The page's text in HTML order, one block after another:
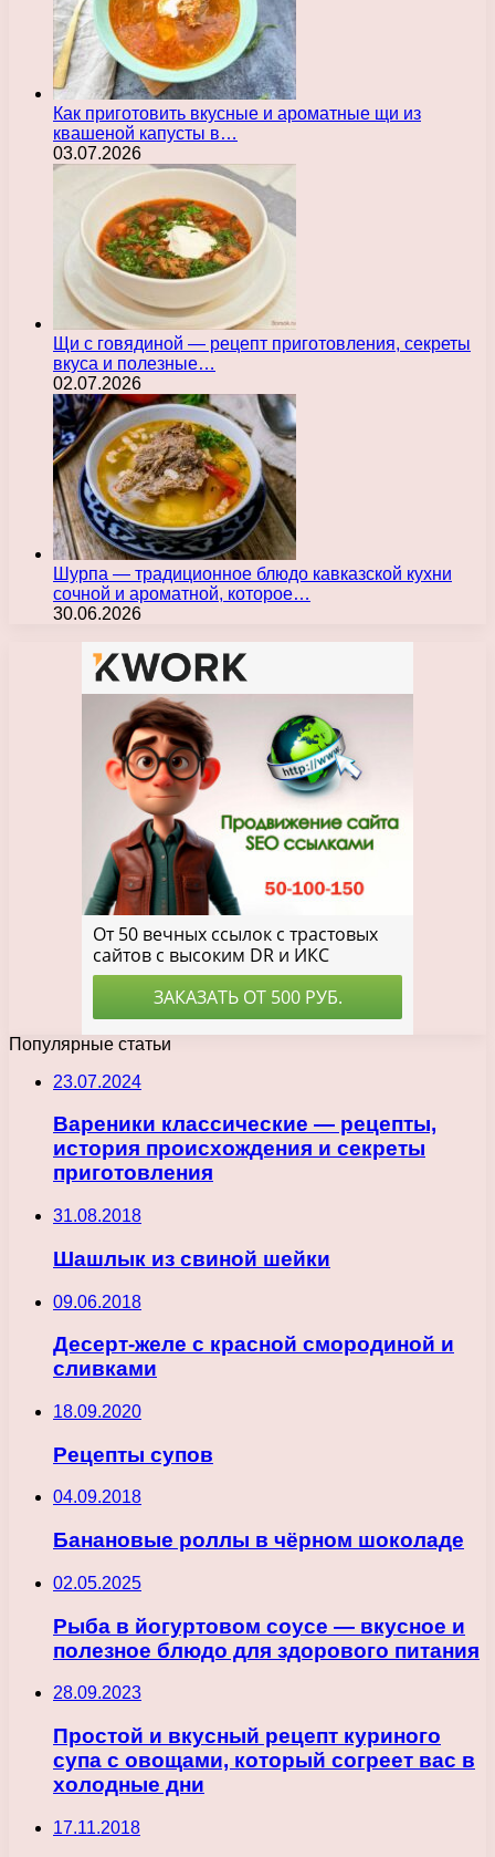
Как приготовить вкусные и ароматные щи из
квашеной капусты в…
03.07.2026
Щи с говядиной — рецепт приготовления, секреты
вкуса и полезные…
02.07.2026
Шурпа — традиционное блюдо кавказской кухни
сочной и ароматной, которое…
30.06.2026
Популярные статьи
23.07.2024
Вареники классические — рецепты,
история происхождения и секреты
приготовления
31.08.2018
Шашлык из свиной шейки
09.06.2018
Десерт-желе с красной смородиной и
сливками
18.09.2020
Рецепты супов
04.09.2018
Банановые роллы в чёрном шоколаде
02.05.2025
Рыба в йогуртовом соусе — вкусное и
полезное блюдо для здорового питания
28.09.2023
Простой и вкусный рецепт куриного
супа с овощами, который согреет вас в
холодные дни
17.11.2018